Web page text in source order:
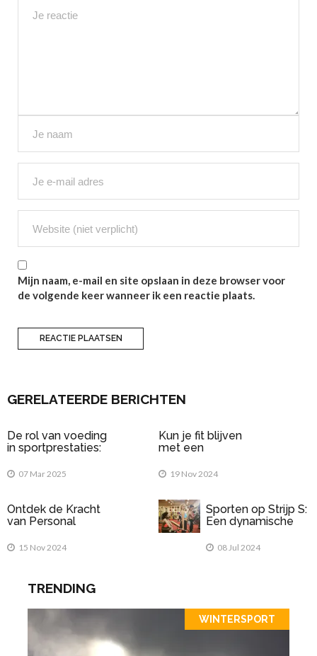
Mijn naam, e-mail en site opslaan in deze browser voor
de volgende keer wanneer ik een reactie plaats.
GERELATEERDE BERICHTEN
De rol van voeding
in sportprestaties:
na het sporten?
07 Mar 2025
Kun je fit blijven
met een
19 Nov 2024
Ontdek de Kracht
van Personal
Almere
15 Nov 2024
Sporten op Strijp S:
Een dynamische
sportliefhebbers
08 Jul 2024
TRENDING
WINTERSPORT